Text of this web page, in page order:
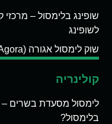
שופינג בלימסול – מרכזי
לשופינג
שוק לימסול אגורה (Limassol Agora)
קולינריה
לימסול מסעדת בשרים –
בלימסול?